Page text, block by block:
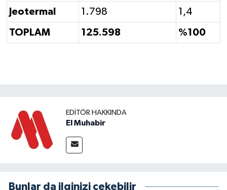
Jeotermal 1.798 1,4
TOPLAM 125.598 %100
EDITÖR HAKKINDA
El Muhabir
Bunlar da ilginizi çekebilir